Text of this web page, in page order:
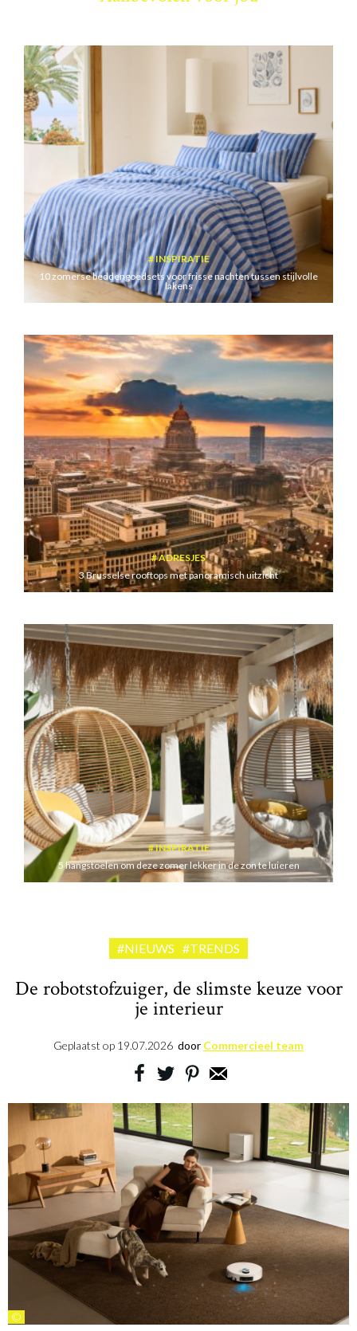
INSPIRATIE
10 zomerse beddengoedsets voor frisse nachten tussen stijlvolle
lakens
ADRESJES
3 Brusselse rooftops met panoramisch uitzicht
INSPIRATIE
5 hangstoelen om deze zomer lekker in de zon te luieren
#NIEUWS #TRENDS
De robotstofzuiger, de slimste keuze voor
je interieur
Geplaatst op 19.07.2026 door Commercieel team
©